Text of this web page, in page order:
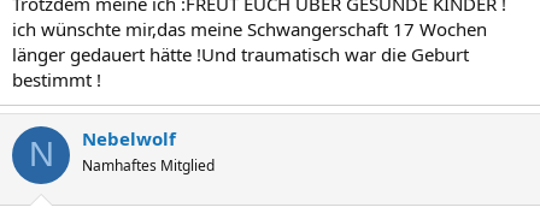
ich wünschte mir,das meine Schwangerschaft 17 Wochen
länger gedauert hätte !Und traumatisch war die Geburt
bestimmt !
N Nebelwolf
Namhaftes Mitglied